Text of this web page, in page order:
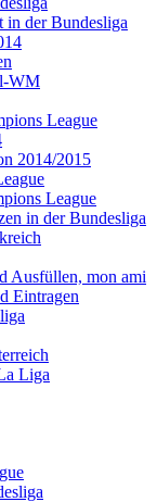
in der Bundesliga
WM
League
2014/2015
League
in der Bundesliga
Ausfüllen, mon ami
Eintragen
Liga